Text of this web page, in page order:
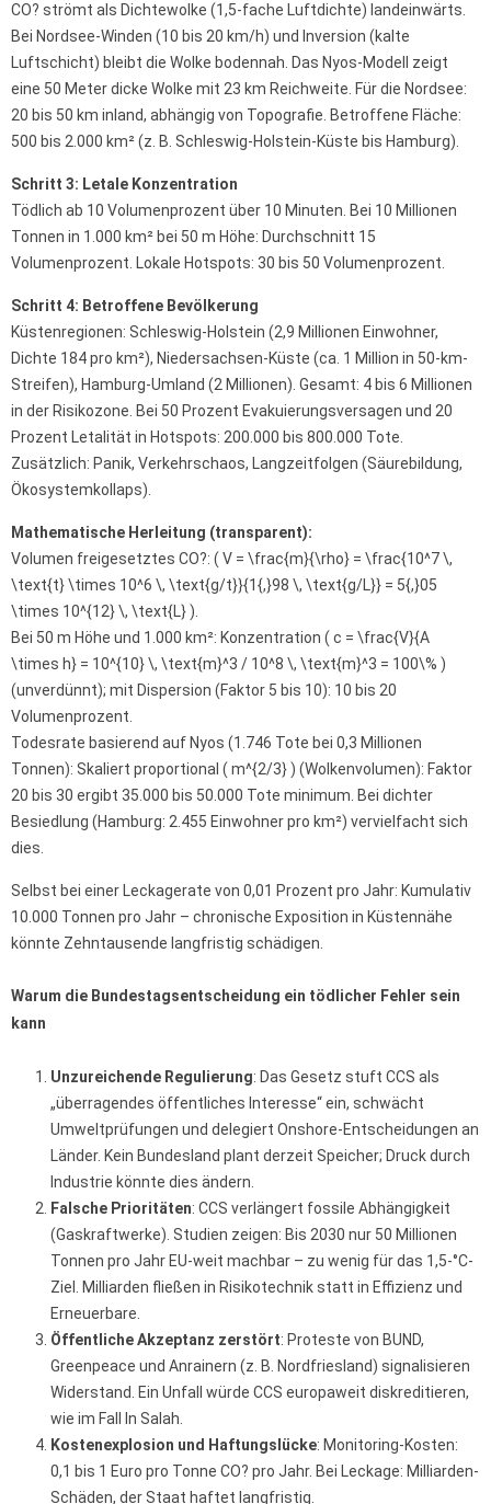
CO? strömt als Dichtewolke (1,5-fache Luftdichte) landeinwärts.
Bei Nordsee-Winden (10 bis 20 km/h) und Inversion (kalte
Luftschicht) bleibt die Wolke bodennah. Das Nyos-Modell zeigt
eine 50 Meter dicke Wolke mit 23 km Reichweite. Für die Nordsee:
20 bis 50 km inland, abhängig von Topografie. Betroffene Fläche:
500 bis 2.000 km² (z. B. Schleswig-Holstein-Küste bis Hamburg).
Schritt 3: Letale Konzentration
Tödlich ab 10 Volumenprozent über 10 Minuten. Bei 10 Millionen
Tonnen in 1.000 km² bei 50 m Höhe: Durchschnitt 15
Volumenprozent. Lokale Hotspots: 30 bis 50 Volumenprozent.
Schritt 4: Betroffene Bevölkerung
Küstenregionen: Schleswig-Holstein (2,9 Millionen Einwohner,
Dichte 184 pro km²), Niedersachsen-Küste (ca. 1 Million in 50-km-
Streifen), Hamburg-Umland (2 Millionen). Gesamt: 4 bis 6 Millionen
in der Risikozone. Bei 50 Prozent Evakuierungsversagen und 20
Prozent Letalität in Hotspots: 200.000 bis 800.000 Tote.
Zusätzlich: Panik, Verkehrschaos, Langzeitfolgen (Säurebildung,
Ökosystemkollaps).
Mathematische Herleitung (transparent):
Volumen freigesetztes CO?: ( V = \frac{m}{\rho} = \frac{10^7 \,
\text{t} \times 10^6 \, \text{g/t}}{1{,}98 \, \text{g/L}} = 5{,}05
\times 10^{12} \, \text{L} ).
Bei 50 m Höhe und 1.000 km²: Konzentration ( c = \frac{V}{A
\times h} = 10^{10} \, \text{m}^3 / 10^8 \, \text{m}^3 = 100\% )
(unverdünnt); mit Dispersion (Faktor 5 bis 10): 10 bis 20
Volumenprozent.
Todesrate basierend auf Nyos (1.746 Tote bei 0,3 Millionen
Tonnen): Skaliert proportional ( m^{2/3} ) (Wolkenvolumen): Faktor
20 bis 30 ergibt 35.000 bis 50.000 Tote minimum. Bei dichter
Besiedlung (Hamburg: 2.455 Einwohner pro km²) vervielfacht sich
dies.
Selbst bei einer Leckagerate von 0,01 Prozent pro Jahr: Kumulativ
10.000 Tonnen pro Jahr – chronische Exposition in Küstennähe
könnte Zehntausende langfristig schädigen.
Warum die Bundestagsentscheidung ein tödlicher Fehler sein
kann
Unzureichende Regulierung: Das Gesetz stuft CCS als
„überragendes öffentliches Interesse“ ein, schwächt
Umweltprüfungen und delegiert Onshore-Entscheidungen an
Länder. Kein Bundesland plant derzeit Speicher; Druck durch
Industrie könnte dies ändern.
Falsche Prioritäten: CCS verlängert fossile Abhängigkeit
(Gaskraftwerke). Studien zeigen: Bis 2030 nur 50 Millionen
Tonnen pro Jahr EU-weit machbar – zu wenig für das 1,5-°C-
Ziel. Milliarden fließen in Risikotechnik statt in Effizienz und
Erneuerbare.
Öffentliche Akzeptanz zerstört: Proteste von BUND,
Greenpeace und Anrainern (z. B. Nordfriesland) signalisieren
Widerstand. Ein Unfall würde CCS europaweit diskreditieren,
wie im Fall In Salah.
Kostenexplosion und Haftungslücke: Monitoring-Kosten:
0,1 bis 1 Euro pro Tonne CO? pro Jahr. Bei Leckage: Milliarden-
Schäden, der Staat haftet langfristig.